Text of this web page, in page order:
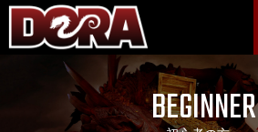
Skip
BEGINNER